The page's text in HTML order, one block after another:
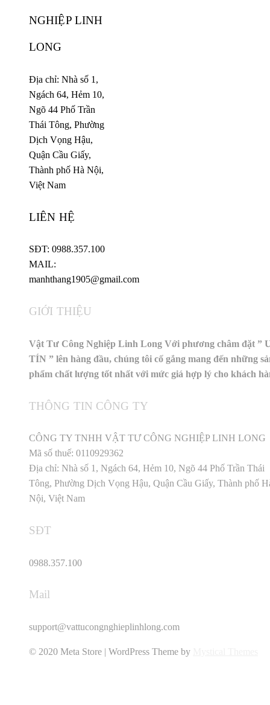
NGHIỆP LINH
LONG
Địa chỉ: Nhà số 1,
Ngách 64, Hẻm 10,
Ngõ 44 Phố Trần
Thái Tông, Phường
Dịch Vọng Hậu,
Quận Cầu Giấy,
Thành phố Hà Nội,
Việt Nam
LIÊN HỆ
SĐT: 0988.357.100
MAIL:
manhthang1905@gmail.com
GIỚI THIỆU
Vật Tư Công Nghiệp Linh Long Với phương châm đặt ”
TÍN ” lên hàng đầu, chúng tôi cố gắng mang đến những
phẩm chất lượng tốt nhất với mức giá hợp lý cho khách
THÔNG TIN CÔNG TY
CÔNG TY TNHH VẬT TƯ CÔNG NGHIỆP LINH LONG
Mã số thuế: 0110929362
Địa chỉ: Nhà số 1, Ngách 64, Hẻm 10, Ngõ 44 Phố Trần Thái
Tông, Phường Dịch Vọng Hậu, Quận Cầu Giấy, Thành phố
Nội, Việt Nam
SĐT
0988.357.100
Mail
support@vattucongnghieplinhlong.com
© 2020 Meta Store | WordPress Theme by